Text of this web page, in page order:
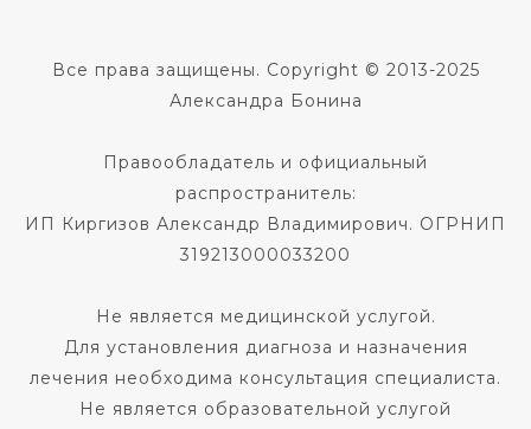
Все права защищены. Copyright © 2013-2025
Александра Бонина
Правообладатель и официальный
распространитель:
ИП Киргизов Александр Владимирович. ОГРНИП
319213000033200
Не является медицинской услугой.
Для установления диагноза и назначения
лечения необходима консультация специалиста.
Не является образовательной услугой